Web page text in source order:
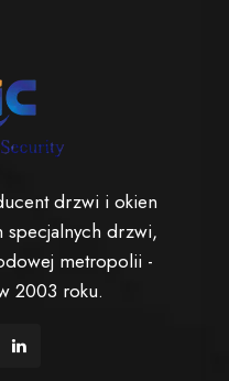
drzwi i okien
drzwi,
metropolii -
2003 roku.